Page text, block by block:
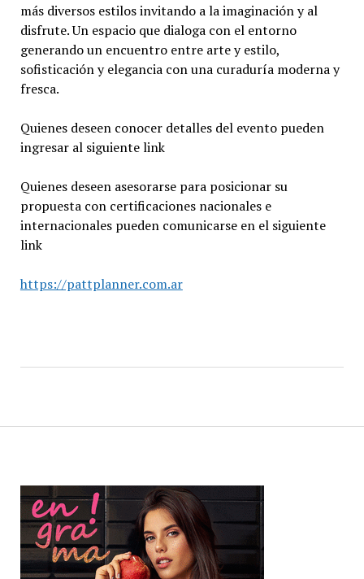
más diversos estilos invitando a la imaginación y al
disfrute. Un espacio que dialoga con el entorno
generando un encuentro entre arte y estilo,
sofisticación y elegancia con una curaduría moderna y
fresca.
Quienes deseen conocer detalles del evento pueden
ingresar al siguiente link
Quienes deseen asesorarse para posicionar su
propuesta con certificaciones nacionales e
internacionales pueden comunicarse en el siguiente
link
https://pattplanner.com.ar